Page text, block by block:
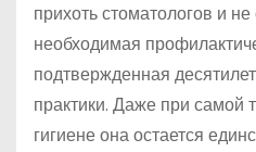
прихоть стоматологов и
необходимая
подтвержденная
практики. Даже при
гигиене она остается